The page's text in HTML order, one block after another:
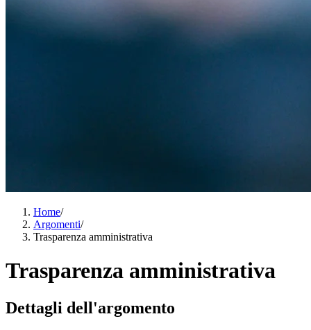
Home/
Argomenti/
Trasparenza amministrativa
Trasparenza amministrativa
Dettagli dell'argomento